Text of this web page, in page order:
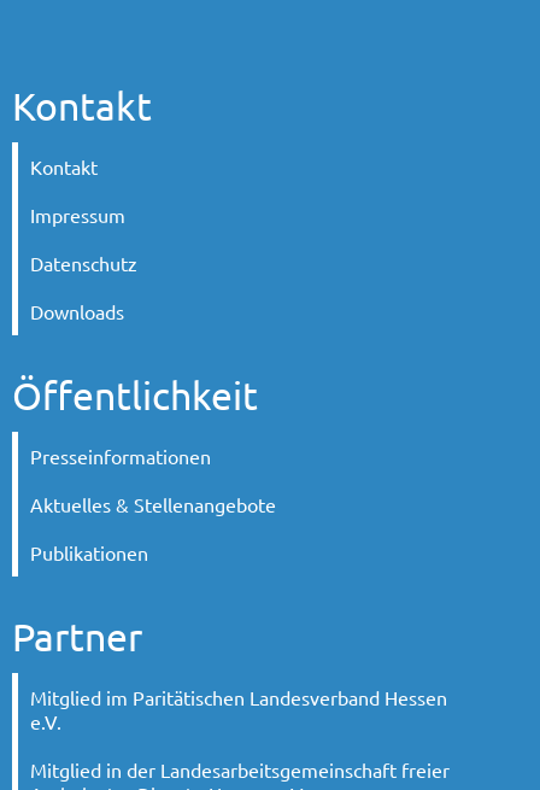
Kontakt
Kontakt
Impressum
Datenschutz
Downloads
Öffentlichkeit
Presseinformationen
Aktuelles & Stellenangebote
Publikationen
Partner
Mitglied im Paritätischen Landesverband Hessen
e.V.
Mitglied in der Landesarbeitsgemeinschaft freier